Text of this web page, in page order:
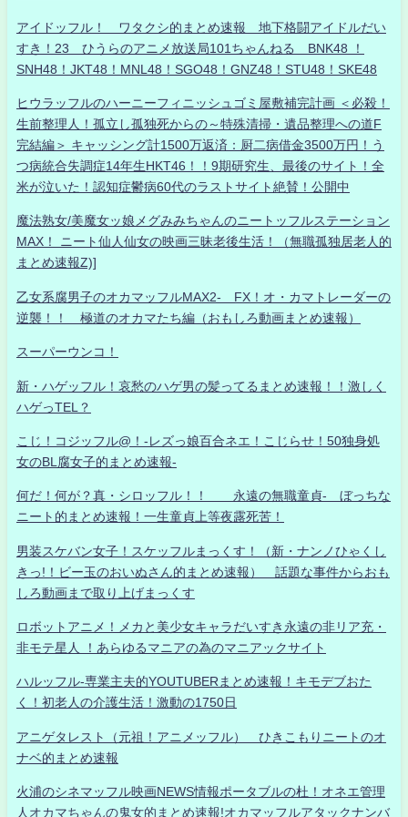
アイドッフル！ ワタクシ的まとめ速報 地下格闘アイドルだい
すき！23 ひうらのアニメ放送局101ちゃんねる BNK48 ！
SNH48！JKT48！MNL48！SGO48！GNZ48！STU48！SKE48
ヒウラッフルのハーニーフィニッシュゴミ屋敷補完計画 ＜必殺！
生前整理人！孤立し孤独死からの～特殊清掃・遺品整理への道F
完結編＞ キャッシング計1500万返済：厨二病借金3500万円！う
つ病統合失調症14年生HKT46！！9期研究生、最後のサイト！全
米が泣いた！認知症鬱病60代のラストサイト絶賛！公開中
魔法熟女/美魔女ッ娘メグみみちゃんのニートッフルステーション
MAX！ ニート仙人仙女の映画三昧老後生活！（無職孤独居老人的
まとめ速報Z)]
乙女系腐男子のオカマッフルMAX2- FX！オ・カマトレーダーの
逆襲！！ 極道のオカマたち編（おもしろ動画まとめ速報）
スーパーウンコ！
新・ハゲッフル！哀愁のハゲ男の髪ってるまとめ速報！！激しく
ハゲっTEL？
こじ！コジッフル@！-レズっ娘百合ネエ！こじらせ！50独身処
女のBL腐女子的まとめ速報-
何だ！何が？真・シロッフル！！ 永遠の無職童貞- ぼっちな
ニート的まとめ速報！一生童貞上等夜露死苦！
男装スケバン女子！スケッフルまっくす！（新・ナンノひゃくし
きっ!！ビー玉のおいぬさん的まとめ速報） 話題な事件からおも
しろ動画まで取り上げまっくす
ロボットアニメ！メカと美少女キャラだいすき永遠の非リア充・
非モテ星人 ！あらゆるマニアの為のマニアックサイト
ハルッフル-専業主夫的YOUTUBERまとめ速報！キモデブおた
く！初老人の介護生活！激動の1750日
アニゲタレスト（元祖！アニメッフル） ひきこもりニートのオ
ナベ的まとめ速報
火浦のシネマッフル映画NEWS情報ポータブルの杜！オネエ管理
人オカマちゃんの鬼女的まとめ速報!オカマッフルアタックナンバ